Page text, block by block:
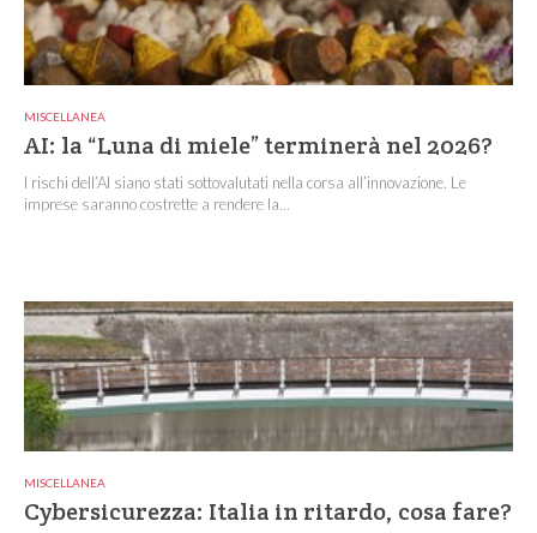
MISCELLANEA
AI: la “Luna di miele” terminerà nel 2026?
I rischi dell’AI siano stati sottovalutati nella corsa all’innovazione. Le
imprese saranno costrette a rendere la...
MISCELLANEA
Cybersicurezza: Italia in ritardo, cosa fare?